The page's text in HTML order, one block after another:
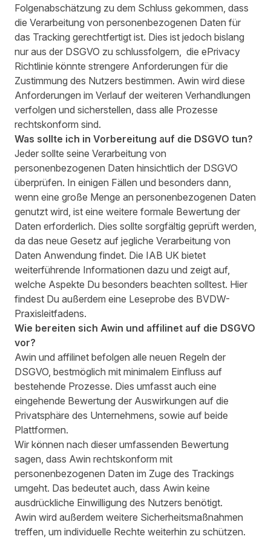
Folgenabschätzung zu dem Schluss gekommen, dass
die Verarbeitung von personenbezogenen Daten für
das Tracking gerechtfertigt ist. Dies ist jedoch bislang
nur aus der DSGVO zu schlussfolgern, die ePrivacy
Richtlinie könnte strengere Anforderungen für die
Zustimmung des Nutzers bestimmen. Awin wird diese
Anforderungen im Verlauf der weiteren Verhandlungen
verfolgen und sicherstellen, dass alle Prozesse
rechtskonform sind.
Was sollte ich in Vorbereitung auf die DSGVO tun?
Jeder sollte seine Verarbeitung von
personenbezogenen Daten hinsichtlich der DSGVO
überprüfen. In einigen Fällen und besonders dann,
wenn eine große Menge an personenbezogenen Daten
genutzt wird, ist eine weitere formale Bewertung der
Daten erforderlich. Dies sollte sorgfältig geprüft werden,
da das neue Gesetz auf jegliche Verarbeitung von
Daten Anwendung findet. Die IAB UK bietet
weiterführende Informationen dazu und zeigt auf,
welche Aspekte Du besonders beachten solltest. Hier
findest Du außerdem eine Leseprobe des BVDW-
Praxisleitfadens.
Wie bereiten sich Awin und affilinet auf die DSGVO
vor?
Awin und affilinet befolgen alle neuen Regeln der
DSGVO, bestmöglich mit minimalem Einfluss auf
bestehende Prozesse. Dies umfasst auch eine
eingehende Bewertung der Auswirkungen auf die
Privatsphäre des Unternehmens, sowie auf beide
Plattformen.
Wir können nach dieser umfassenden Bewertung
sagen, dass Awin rechtskonform mit
personenbezogenen Daten im Zuge des Trackings
umgeht. Das bedeutet auch, dass Awin keine
ausdrückliche Einwilligung des Nutzers benötigt.
Awin wird außerdem weitere Sicherheitsmaßnahmen
treffen, um individuelle Rechte weiterhin zu schützen.